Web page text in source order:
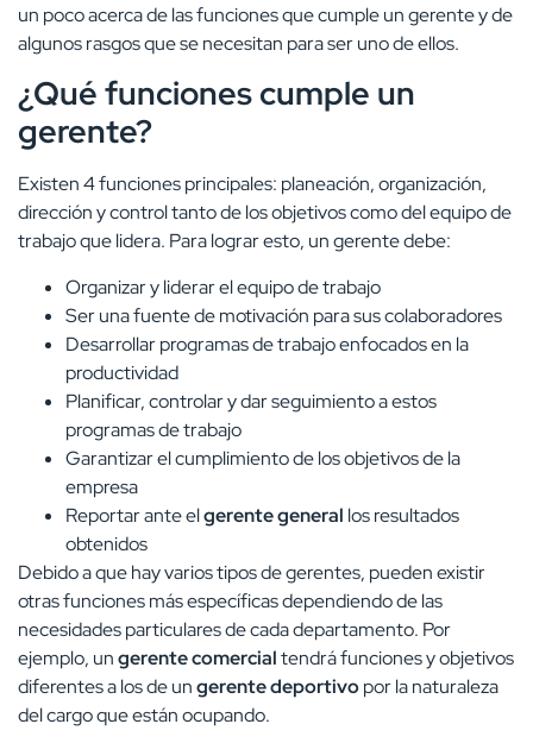
un poco acerca de las funciones que cumple un gerente y de
algunos rasgos que se necesitan para ser uno de ellos.
¿Qué funciones cumple un
gerente?
Existen 4 funciones principales: planeación, organización,
dirección y control tanto de los objetivos como del equipo de
trabajo que lidera. Para lograr esto, un gerente debe:
Organizar y liderar el equipo de trabajo
Ser una fuente de motivación para sus colaboradores
Desarrollar programas de trabajo enfocados en la
productividad
Planificar, controlar y dar seguimiento a estos
programas de trabajo
Garantizar el cumplimiento de los objetivos de la
empresa
Reportar ante elgerente general los resultados
obtenidos
Debido a que hay varios tipos de gerentes, pueden existir
otras funciones más específicas dependiendo de las
necesidades particulares de cada departamento. Por
ejemplo, ungerente comercialtendrá funciones y objetivos
diferentes a los de ungerente deportivopor la naturaleza
del cargo que están ocupando.